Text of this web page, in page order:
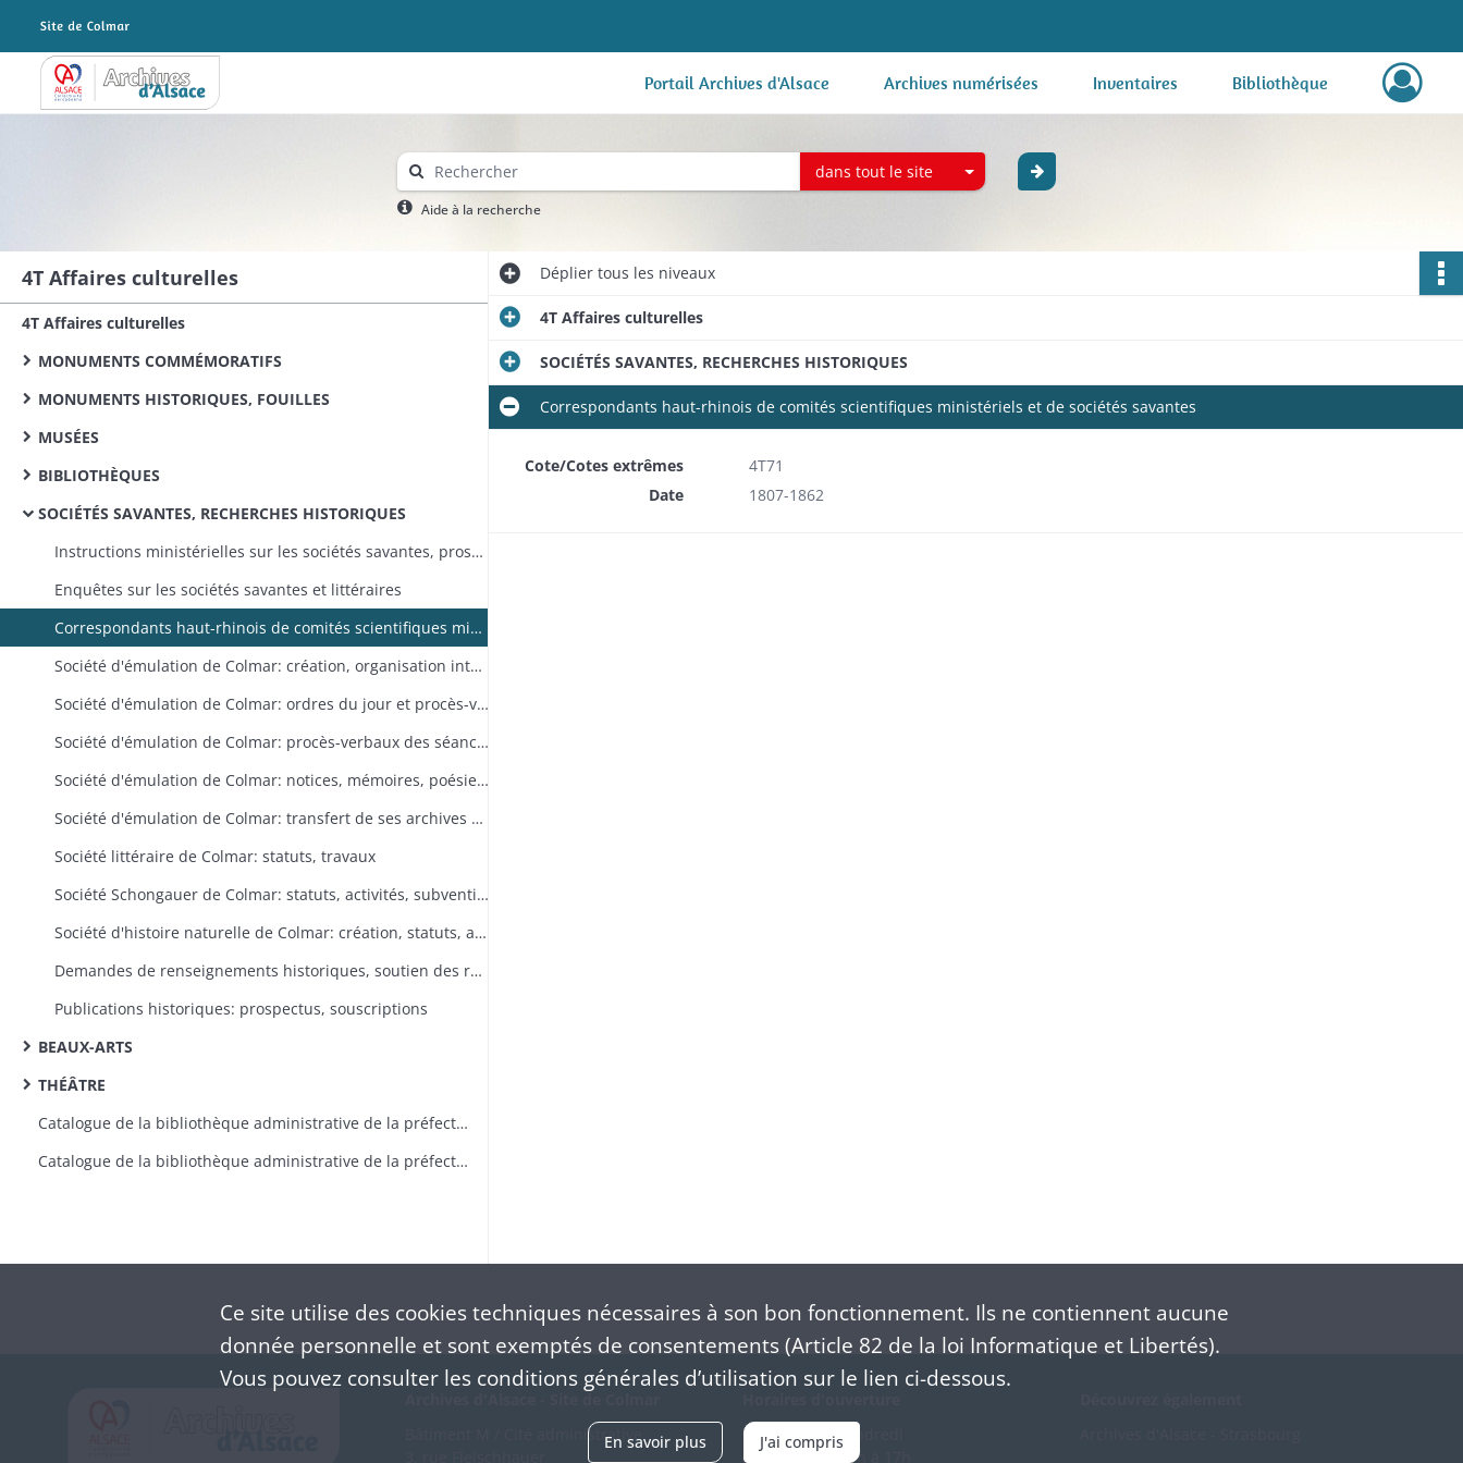
Archives Alsace - Colmar Portail Archives d'Alsace Archives numérisées Inventaires Bibliothèque
dans tout le site
Aide à la recherche
4T Affaires culturelles
4T Affaires culturelles
MONUMENTS COMMÉMORATIFS
MONUMENTS HISTORIQUES, FOUILLES
MUSÉES
BIBLIOTHÈQUES
SOCIÉTÉS SAVANTES, RECHERCHES HISTORIQUES
Instructions ministérielles sur les sociétés savantes, prospectus
Enquêtes sur les sociétés savantes et littéraires
Correspondants haut-rhinois de comités scientifiques ministériels et de sociétés savantes
Société d'émulation de Colmar: création, organisation interne, nomination des membres, historique
Société d'émulation de Colmar: ordres du jour et procès-verbaux des séances
Société d'émulation de Colmar: procès-verbaux des séances
Société d'émulation de Colmar: notices, mémoires, poésies, discours adressés à la société, comptes rendus d'expériences menées pour son compte, prix et encouragements décernés par la société
Société d'émulation de Colmar: transfert de ses archives à la Société Industrielle de Mulhouse, rapport sur l'état du fonds
Société littéraire de Colmar: statuts, travaux
Société Schongauer de Colmar: statuts, activités, subventions
Société d'histoire naturelle de Colmar: création, statuts, activités, subventions
Demandes de renseignements historiques, soutien des recherches historiques
Publications historiques: prospectus, souscriptions
BEAUX-ARTS
THÉÂTRE
Catalogue de la bibliothèque administrative de la préfecture du Haut-Rhin, indiquant le bureau où sont conservés les ouvrages
Catalogue de la bibliothèque administrative de la préfecture du Haut-Rhin, indiquant le bureau où sont conservés les ouvrages
Dépliertous les niveaux
4T Affaires culturelles
SOCIÉTÉS SAVANTES, RECHERCHES HISTORIQUES
Correspondants haut-rhinois de comités scientifiques ministériels et de sociétés savantes
Cote/Cotes extrêmes
4T71
Date
1807-1862
Bâtiment M / Cité administrative
Du mardi au vendredi
en continu de 9h à 17h
Ce site utilise des cookiestechniques nécessaires à son bon fonctionnement. Ils ne contiennent aucune
donnée personnelle et sont exemptés de consentements (Article 82 de la loi Informatique et Libertés).
Vous pouvez consulter les conditions générales d’utilisation sur le lien ci-dessous.
En savoir plus J'ai compris